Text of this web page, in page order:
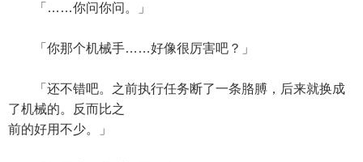
「……你问你问。」
「你那个机械手……好像很厉害吧？」
「还不错吧。之前执行任务断了一条胳膊，后来就换成
了机械的。反而比之
前的好用不少。」